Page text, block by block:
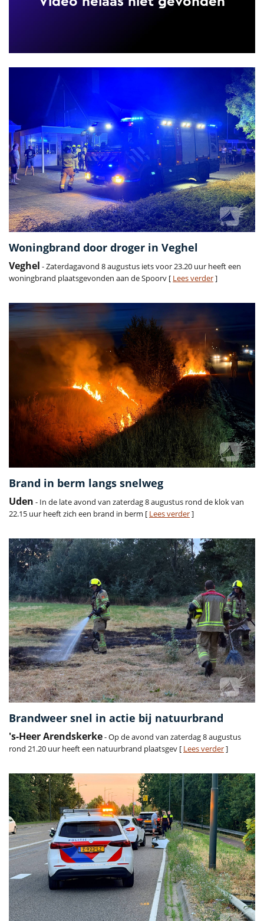
Woningbrand door droger in Veghel
Veghel - Zaterdagavond 8 augustus iets voor 23.20 uur heeft een
woningbrand plaatsgevonden aan de Spoorv [ Lees verder]
Brand in berm langs snelweg
Uden - In de late avond van zaterdag 8 augustus rond de klok van
22.15 uur heeft zich een brand in berm [ Lees verder]
Brandweer snel in actie bij natuurbrand
's-Heer Arendskerke- Op de avond van zaterdag 8 augustus
rond 21.20 uur heeft een natuurbrand plaatsgev [ Lees verder]